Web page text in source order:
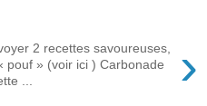
›
2 recettes savoureuses,
pouf » (voir ici ) Carbonade
...